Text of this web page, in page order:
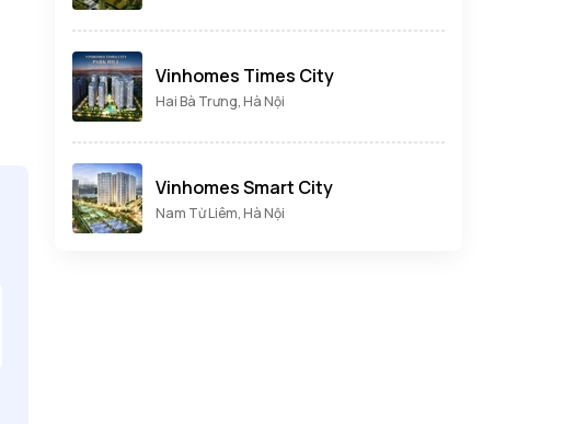
Vinhomes Times City
Hai Bà Trưng, Hà Nội
Vinhomes Smart City
Nam Từ Liêm, Hà Nội